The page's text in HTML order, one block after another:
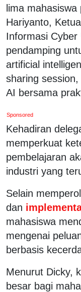
lima
Hariyanto,
Informasi Cyber
pendamping
artificial
sharing
AI bersama
Sponsored
Kehadiran
memperkuat
pembelajaran
industri yang
Selain
dan
mahasiswa
mengenai
berbasis
Menurut Dicky,
besar bagi